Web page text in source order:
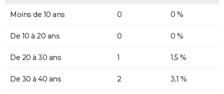
Moins de 10 ans 0 0 %
De 10 à 20 ans 0 0 %
De 20 à 30 ans 1 1,5 %
De 30 à 40 ans 2 3,1 %